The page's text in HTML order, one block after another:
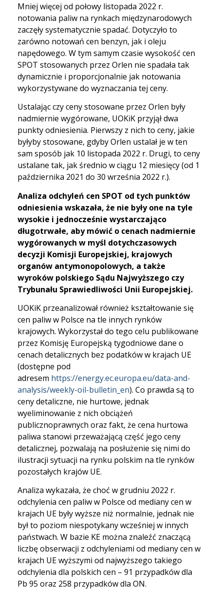
Mniej więcej od połowy listopada 2022 r.
notowania paliw na rynkach międzynarodowych
zaczęły systematycznie spadać. Dotyczyło to
zarówno notowań cen benzyn, jak i oleju
napędowego. W tym samym czasie wysokość cen
SPOT stosowanych przez Orlen nie spadała tak
dynamicznie i proporcjonalnie jak notowania
wykorzystywane do wyznaczania tej ceny.
Ustalając czy ceny stosowane przez Orlen były
nadmiernie wygórowane, UOKiK przyjął dwa
punkty odniesienia. Pierwszy z nich to ceny, jakie
byłyby stosowane, gdyby Orlen ustalał je w ten
sam sposób jak 10 listopada 2022 r. Drugi, to ceny
ustalane tak, jak średnio w ciągu 12 miesięcy (od 1
października 2021 do 30 września 2022 r.).
Analiza odchyleń cen SPOT od tych punktów
odniesienia wskazała, że nie były one na tyle
wysokie i jednocześnie wystarczająco
długotrwałe, aby mówić o cenach nadmiernie
wygórowanych w myśl dotychczasowych
decyzji Komisji Europejskiej, krajowych
organów antymonopolowych, a także
wyroków polskiego Sądu Najwyższego czy
Trybunału Sprawiedliwości Unii Europejskiej.
UOKiK przeanalizował również kształtowanie się
cen paliw w Polsce na tle innych rynków
krajowych. Wykorzystał do tego celu publikowane
przez Komisję Europejską tygodniowe dane o
cenach detalicznych bez podatków w krajach UE
(dostępne pod
adresem https://energy.ec.europa.eu/data-and-
analysis/weekly-oil-bulletin_en). Co prawda są to
ceny detaliczne, nie hurtowe, jednak
wyeliminowanie z nich obciążeń
publicznoprawnych oraz fakt, że cena hurtowa
paliwa stanowi przeważającą część jego ceny
detalicznej, pozwalają na posłużenie się nimi do
ilustracji sytuacji na rynku polskim na tle rynków
pozostałych krajów UE.
Analiza wykazała, że choć w grudniu 2022 r.
odchylenia cen paliw w Polsce od mediany cen w
krajach UE były wyższe niż normalnie, jednak nie
był to poziom niespotykany wcześniej w innych
państwach. W bazie KE można znaleźć znaczącą
liczbę obserwacji z odchyleniami od mediany cen w
krajach UE wyższymi od najwyższego takiego
odchylenia dla polskich cen – 91 przypadków dla
Pb 95 oraz 258 przypadków dla ON.